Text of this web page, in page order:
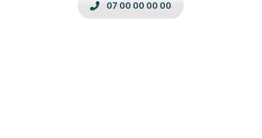
07 00 00 00 00